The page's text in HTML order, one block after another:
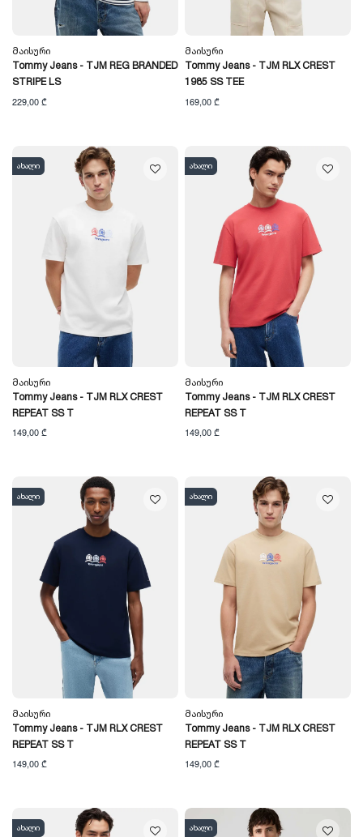
Მაისური
Tommy Jeans - TJM REG BRANDED
STRIPE LS
229,00 ₾
Მაისური
Tommy Jeans - TJM RLX CREST
1985 SS TEE
169,00 ₾
ახალი
Მაისური
Tommy Jeans - TJM RLX CREST
REPEAT SS T
149,00 ₾
ახალი
Მაისური
Tommy Jeans - TJM RLX CREST
REPEAT SS T
149,00 ₾
ახალი
Მაისური
Tommy Jeans - TJM RLX CREST
REPEAT SS T
149,00 ₾
ახალი
Მაისური
Tommy Jeans - TJM RLX CREST
REPEAT SS T
149,00 ₾
ახალი ახალი